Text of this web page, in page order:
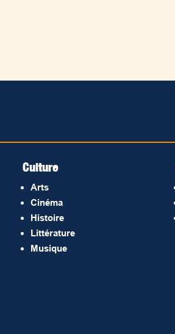
Culture
Arts
Cinéma
Histoire
Littérature
Musique